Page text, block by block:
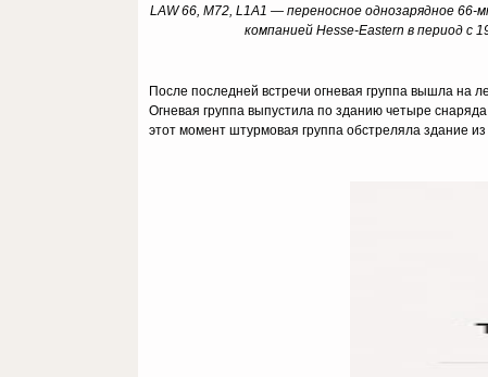
LAW 66, M72, L1A1 — переносное однозарядное
компанией Hesse-Eastern в период с
После последней встречи огневая группа вышла на
Огневая группа выпустила по зданию четыре
этот момент штурмовая группа обстреляла здание